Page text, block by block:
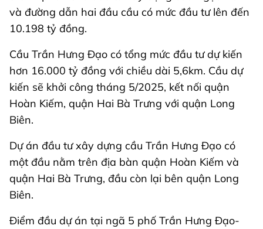
và đường dẫn hai đầu cầu có mức đầu tư lên đến
10.198 tỷ đồng.
Cầu Trần Hưng Đạo có tổng mức đầu tư dự kiến
hơn 16.000 tỷ đồng với chiều dài 5,6km. Cầu dự
kiến sẽ khởi công tháng 5/2025, kết nối quận
Hoàn Kiếm, quận Hai Bà Trưng với quận Long
Biên.
Dự án đầu tư xây dựng cầu Trần Hưng Đạo có
một đầu nằm trên địa bàn quận Hoàn Kiếm và
quận Hai Bà Trưng, đầu còn lại bên quận Long
Biên.
Điểm đầu dự án tại ngã 5 phố Trần Hưng Đạo-